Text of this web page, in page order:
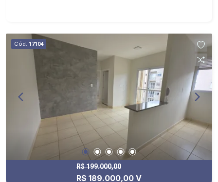
Cód. 17104
R$ 199.000,00
R$ 189.000,00 V